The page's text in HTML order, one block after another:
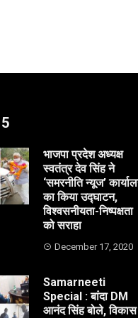
भाजपा प्रदेश अध्यक्ष
स्वतंत्र देव सिंह ने
‘समरनीति न्यूज’
का किया उद्घाटन,
विश्वसनीयता-निष्पक्षता
को सराहा
December 17, 2020
Samarneeti
Special : बांदा DM
आनंद सिंह बोले, विकास